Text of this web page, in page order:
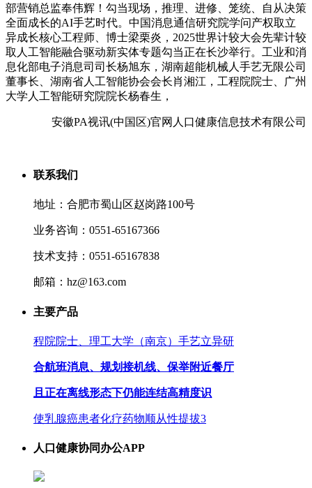
部营销总监奉伟辉！勾当现场，推理、进修、笼统、自从决策
全面成长的AI手艺时代。中国消息通信研究院学问产权取立
异成长核心工程师、博士梁栗炎，2025世界计较大会先辈计较
取人工智能融合驱动新实体专题勾当正在长沙举行。工业和消
息化部电子消息司司长杨旭东，湖南超能机械人手艺无限公司
董事长、湖南省人工智能协会会长肖湘江，工程院院士、广州
大学人工智能研究院院长杨春生，
安徽PA视讯(中国区)官网人口健康信息技术有限公司
联系我们
地址：合肥市蜀山区赵岗路100号
业务咨询：0551-65167366
技术支持：0551-65167838
邮箱：hz@163.com
主要产品
程院院士、理工大学（南京）手艺立异研
合航班消息、规划接机线、保举附近餐厅
且正在离线形态下仍能连结高精度识
使乳腺癌患者化疗药物顺从性提拔3
人口健康协同办公APP